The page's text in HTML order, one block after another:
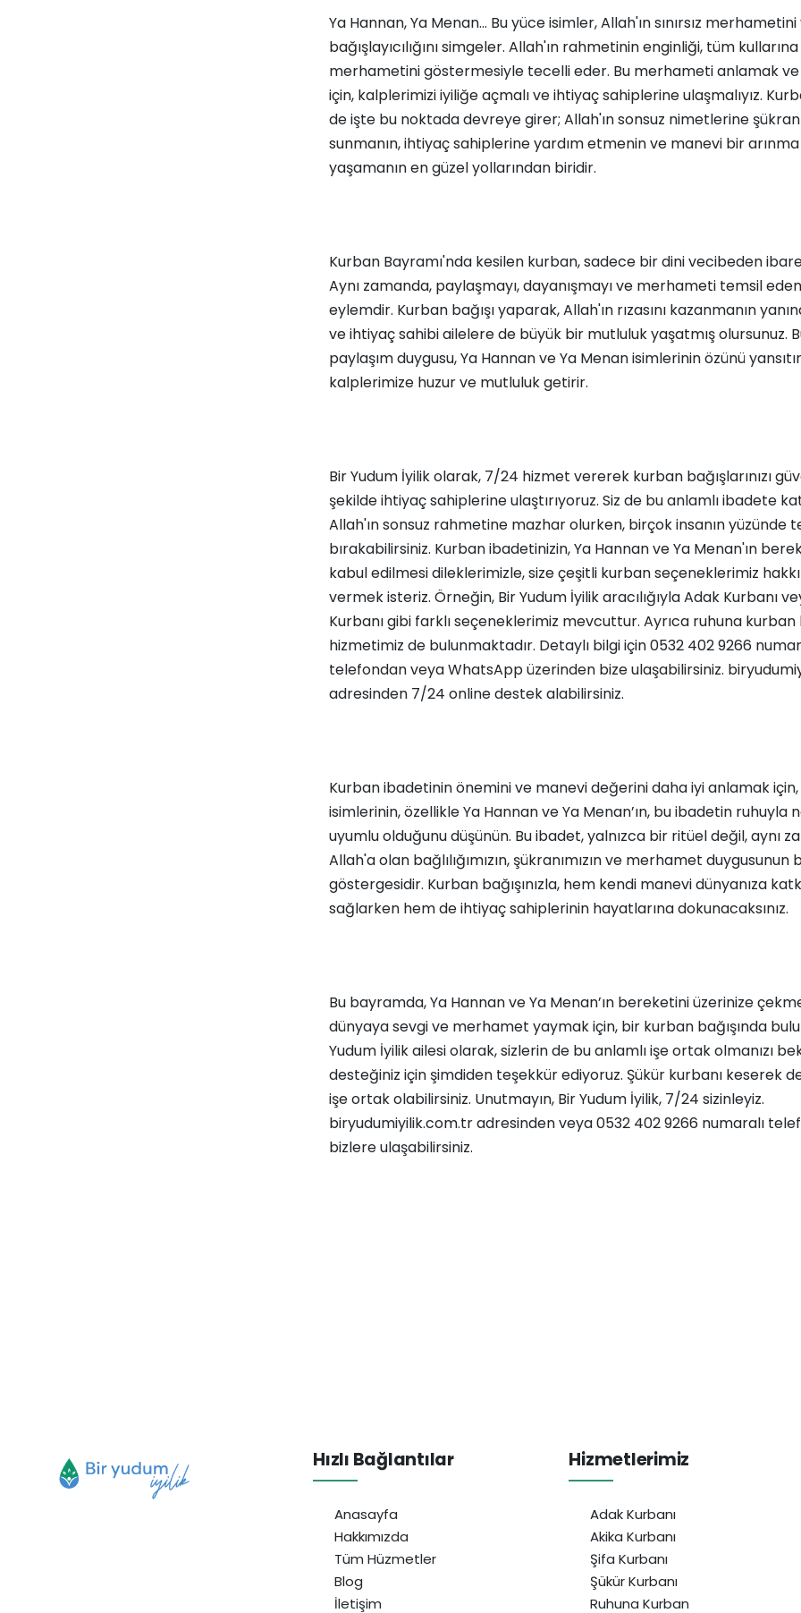
Ya Hannan, Ya Menan... Bu yüce isimler, Allah'ın sınırsız
bağışlayıcılığını simgeler. Allah'ın rahmetinin enginliği, tüm
merhametini göstermesiyle tecelli eder. Bu merhameti anlamak
için, kalplerimizi iyiliğe açmalı ve ihtiyaç sahiplerine ulaşmalıyız.
de işte bu noktada devreye girer; Allah'ın sonsuz nimetlerine
sunmanın, ihtiyaç sahiplerine yardım etmenin ve manevi bir arınma
yaşamanın en güzel yollarından biridir.
Kurban Bayramı'nda kesilen kurban, sadece bir dini vecibeden
Aynı zamanda, paylaşmayı, dayanışmayı ve merhameti temsil
eylemdir. Kurban bağışı yaparak, Allah'ın rızasını kazanmanın
ve ihtiyaç sahibi ailelere de büyük bir mutluluk yaşatmış olursunuz.
paylaşım duygusu, Ya Hannan ve Ya Menan isimlerinin özünü
kalplerimize huzur ve mutluluk getirir.
Bir Yudum İyilik olarak, 7/24 hizmet vererek kurban bağışlarınızı
şekilde ihtiyaç sahiplerine ulaştırıyoruz. Siz de bu anlamlı ibadete
Allah'ın sonsuz rahmetine mazhar olurken, birçok insanın yüzünde
bırakabilirsiniz. Kurban ibadetinizin, Ya Hannan ve Ya Menan'ın
kabul edilmesi dileklerimizle, size çeşitli kurban seçeneklerimiz
vermek isteriz. Örneğin, Bir Yudum İyilik aracılığıyla Adak Kurbanı
Kurbanıgibi farklı seçeneklerimiz mevcuttur. Ayrıca ruhuna kurban
hizmetimiz de bulunmaktadır. Detaylı bilgi için 0532 402 9266
telefondan veya WhatsApp üzerinden bize ulaşabilirsiniz.
adresinden 7/24 online destek alabilirsiniz.
Kurban ibadetinin önemini ve manevi değerini daha iyi anlamak için,
isimlerinin, özellikle Ya Hannan ve Ya Menan’ın, bu ibadetin ruhuyla
uyumlu olduğunu düşünün. Bu ibadet, yalnızca bir ritüel değil, aynı
Allah'a olan bağlılığımızın, şükranımızın ve merhamet duygusunun
göstergesidir. Kurban bağışınızla, hem kendi manevi dünyanıza
sağlarken hem de ihtiyaç sahiplerinin hayatlarına dokunacaksınız.
Bu bayramda, Ya Hannan ve Ya Menan’ın bereketini üzerinize
dünyaya sevgi ve merhamet yaymak için, bir kurban bağışında
Yudum İyilik ailesi olarak, sizlerin de bu anlamlı işe ortak olmanızı
desteğiniz için şimdiden teşekkür ediyoruz. Şükür kurbanı keserek
işe ortak olabilirsiniz. Unutmayın, Bir Yudum İyilik, 7/24 sizinleyiz.
biryudumiyilik.com.tr adresinden veya 0532 402 9266 numaralı
bizlere ulaşabilirsiniz.
Hızlı Bağlantılar
Anasayfa
Hakkımızda
Tüm Hüzmetler
Blog
İletişim
Hizmetlerimiz
Adak Kurbanı
Akika Kurbanı
Şifa Kurbanı
Şükür Kurbanı
Ruhuna Kurban